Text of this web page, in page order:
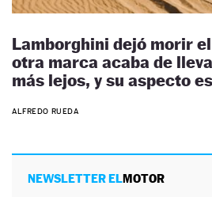
Lamborghini dejó morir
otra marca acaba de
más lejos, y su aspecto
ALFREDO RUEDA
NEWSLETTER ELMOTOR